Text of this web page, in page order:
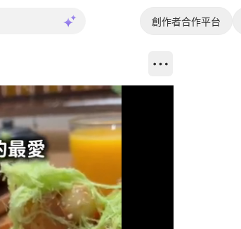
創作者合作平台